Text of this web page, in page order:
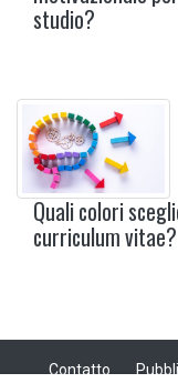
studio?
Quali colori
curriculum vitae?
Contatto